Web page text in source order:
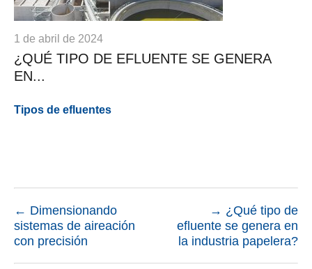
1 de abril de 2024
¿QUÉ TIPO DE EFLUENTE SE GENERA
EN...
Tipos de efluentes
← Dimensionando
sistemas de aireación
con precisión
→ ¿Qué tipo de
efluente se genera en
la industria papelera?